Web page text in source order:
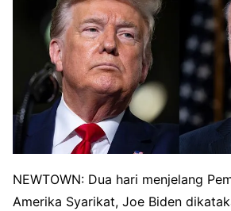
NEWTOWN: Dua hari menjelang
Amerika Syarikat, Joe Biden